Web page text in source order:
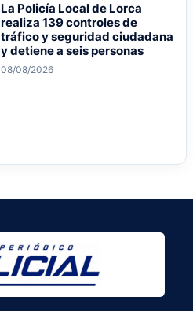
La Policía Local de Lorca
realiza 139 controles de
tráfico y seguridad ciudadana
y detiene a seis personas
08/08/2026